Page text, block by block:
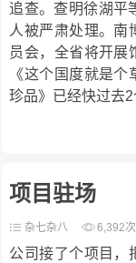
追查。查明徐湖平
人被严肃处理。南
员会，全省将开展
《这个国度就是
珍品》已经快过去2
项目驻场
杂七杂八 6,392次
公司接了个项目，